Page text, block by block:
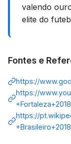
valendo
elite do
Fontes e
https://
https://
+Fortaleza+2018
https://
+Brasileiro+2018